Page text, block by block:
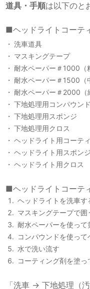
道具・手順は以下のと
■ヘッドライトコーテ
洗車道具
マスキングテープ
耐水ペーパー＃1000（
耐水ペーパー＃1500（
耐水ペーパー＃2000（
下地処理用コンパウンド
下地処理用スポンジ
下地処理用クロス
ヘッドライト用コーテ
ヘッドライト用スポンジ
ヘッドライト用クロス
■ヘッドライトコーテ
ヘッドライトを洗車す
マスキングテープで囲
耐水ペーパーを使って
コンパウンドを使って
水で洗い流す
コーティング剤を塗っ
「洗車 → 下地処理（